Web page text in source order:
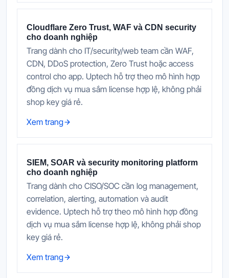
Cloudflare Zero Trust, WAF và CDN security
cho doanh nghiệp
Trang dành cho IT/security/web team cần WAF,
CDN, DDoS protection, Zero Trust hoặc access
control cho app. Uptech hỗ trợ theo mô hình hợp
đồng dịch vụ mua sắm license hợp lệ, không phải
shop key giá rẻ.
Xem trang
SIEM, SOAR và security monitoring platform
cho doanh nghiệp
Trang dành cho CISO/SOC cần log management,
correlation, alerting, automation và audit
evidence. Uptech hỗ trợ theo mô hình hợp đồng
dịch vụ mua sắm license hợp lệ, không phải shop
key giá rẻ.
Xem trang